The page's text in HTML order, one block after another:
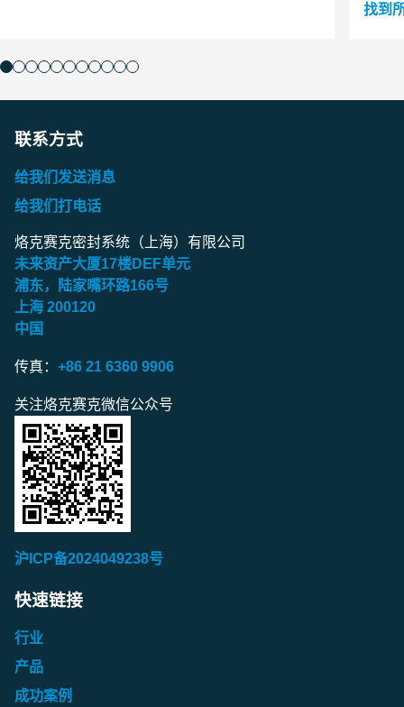
找到
联系方式
给我们发送消息
给我们打电话
烙克赛克密封系统（上海）有限公司
未来资产大厦17楼DEF单元
浦东，陆家嘴环路166号
上海 200120
中国
传真： +86 21 6360 9906
关注烙克赛克微信公众号
沪ICP备2024049238号
快速链接
行业
产品
成功案例